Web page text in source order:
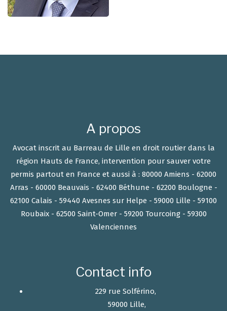
A propos
Avocat inscrit au Barreau de Lille en droit routier dans la
région Hauts de France, intervention pour sauver votre
permis partout en France et aussi à : 80000 Amiens - 62000
Arras - 60000 Beauvais - 62400 Béthune - 62200 Boulogne -
62100 Calais - 59440 Avesnes sur Helpe - 59000 Lille - 59100
Roubaix - 62500 Saint-Omer - 59200 Tourcoing - 59300
Valenciennes
Contact info
229 rue Solférino,
59000 Lille,